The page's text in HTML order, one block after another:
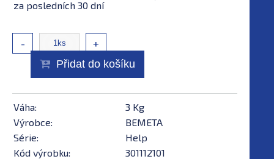
za posledních 30 dní
- +
Přidat do košíku
Váha:
3 Kg
Výrobce:
BEMETA
Série:
Help
Kód výrobku:
301112101